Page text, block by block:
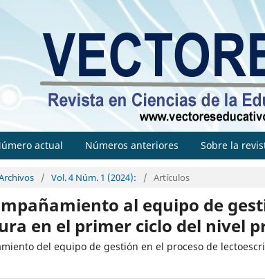
actual Números anteriores Sobre la
/ Vol. 4 Núm. 1 (2024): / Artículos
al equipo de
en el primer ciclo del nivel
del equipo de gestión en el proceso de